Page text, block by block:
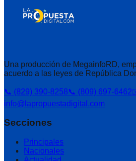
Una producción de MegainfoRD,
acuerdo a las leyes de República
📞 (829) 390-8258📞 (809) 697-6462
info@lapropuestadigital.com
Secciones
Principales
Nacionales